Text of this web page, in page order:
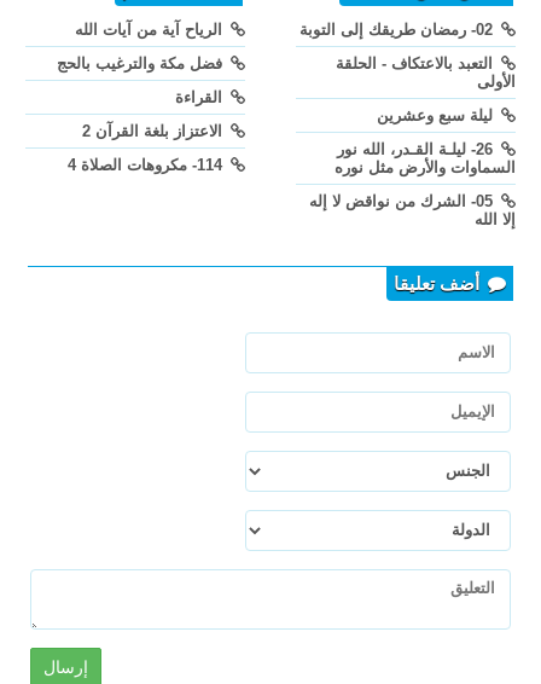
التعبد بالاعتكاف - الحلقة
الأولى
ليلة سبع وعشرين
26- ليلـة القـدر، الله نور
السماوات والأرض مثل نوره
05- الشرك من نواقض لا إله
إلا الله
الرياح آية من آيات الله
فضل مكة والترغيب بالحج
القراءة
الاعتزاز بلغة القرآن 2
114- مكروهات الصلاة 4
أضف تعليقا
إرسال